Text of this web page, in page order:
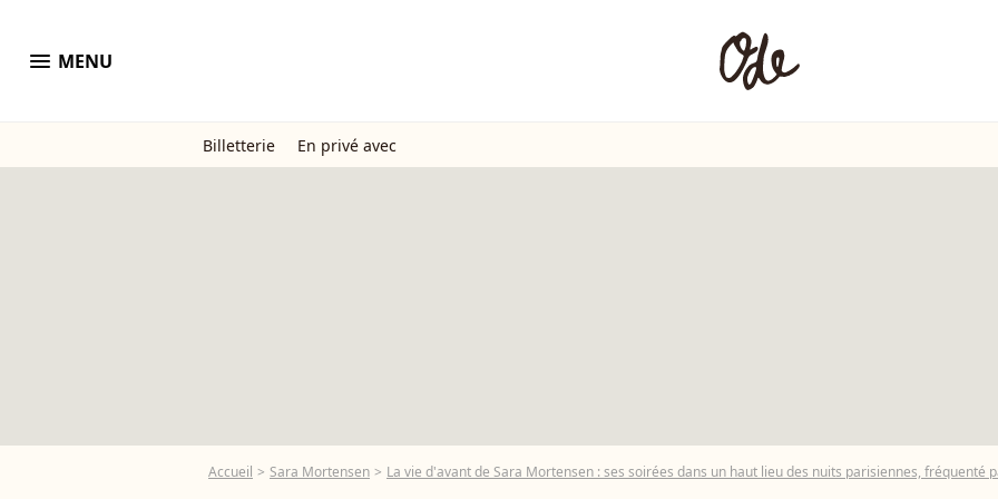
menu MENU
Billetterie En privé avec
Accueil Sara Mortensen La vie d'avant de Sara Mortensen : ses soirées dans un haut lieu des nuits parisiennes, fréquenté